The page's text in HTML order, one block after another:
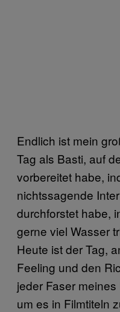
Endlich ist mein
Tag als Basti, auf
vorbereitet habe,
nichtssagende
durchforstet habe,
gerne viel Wasser
Heute ist der Tag,
Feeling und den
jeder Faser
um es in Filmtiteln